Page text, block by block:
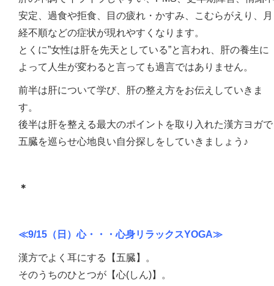
安定、過食や拒食、目の疲れ・かすみ、こむらがえり、月
経不順などの症状が現れやすくなります。
とくに”女性は肝を先天としている”と言われ、肝の養生に
よって人生が変わると言っても過言ではありません。
前半は肝について学び、肝の整え方をお伝えしていきま
す。
後半は肝を整える最大のポイントを取り入れた漢方ヨガで
五臓を巡らせ心地良い自分探しをしていきましょう♪
＊
≪9/15（日）心・・・心身リラックスYOGA≫
漢方でよく耳にする【五臓】。
そのうちのひとつが【心(しん)】。